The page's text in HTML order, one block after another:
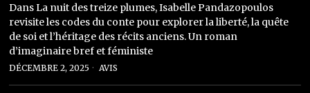
Dans La nuit des treize plumes, Isabelle Pandazopoulos
revisite les codes du conte pour explorer la liberté, la quête
de soi et l’héritage des récits anciens. Un roman
d’imaginaire bref et féministe
DÉCEMBRE 2, 2025 AVIS